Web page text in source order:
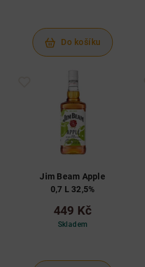
Do košíku
Jim Beam Apple
0,7 L 32,5%
449 Kč
Skladem